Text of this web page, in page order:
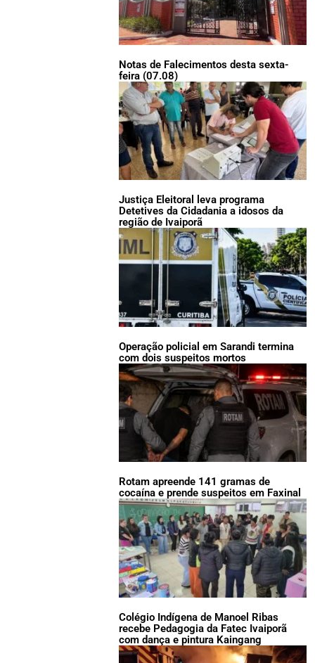
Notas de Falecimentos desta sexta-
feira (07.08)
Justiça Eleitoral leva programa
Detetives da Cidadania a idosos da
região de Ivaiporã
Operação policial em Sarandi termina
com dois suspeitos mortos
Rotam apreende 141 gramas de
cocaína e prende suspeitos em Faxinal
Colégio Indígena de Manoel Ribas
recebe Pedagogia da Fatec Ivaiporã
com dança e pintura Kaingang